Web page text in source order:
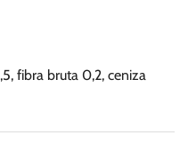
fibra bruta 0,2, ceniza